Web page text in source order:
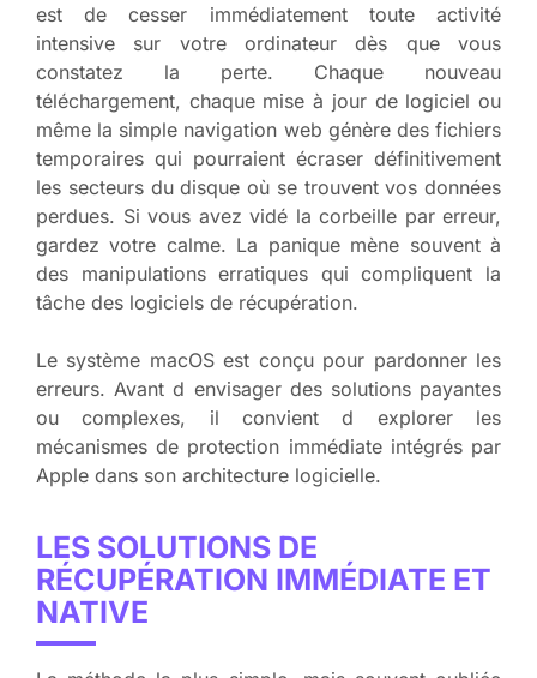
est de cesser immédiatement toute activité
intensive sur votre ordinateur dès que vous
constatez la perte. Chaque nouveau
téléchargement, chaque mise à jour de logiciel ou
même la simple navigation web génère des fichiers
temporaires qui pourraient écraser définitivement
les secteurs du disque où se trouvent vos données
perdues. Si vous avez vidé la corbeille par erreur,
gardez votre calme. La panique mène souvent à
des manipulations erratiques qui compliquent la
tâche des logiciels de récupération.
Le système macOS est conçu pour pardonner les
erreurs. Avant d envisager des solutions payantes
ou complexes, il convient d explorer les
mécanismes de protection immédiate intégrés par
Apple dans son architecture logicielle.
LES SOLUTIONS DE
RÉCUPÉRATION IMMÉDIATE ET
NATIVE